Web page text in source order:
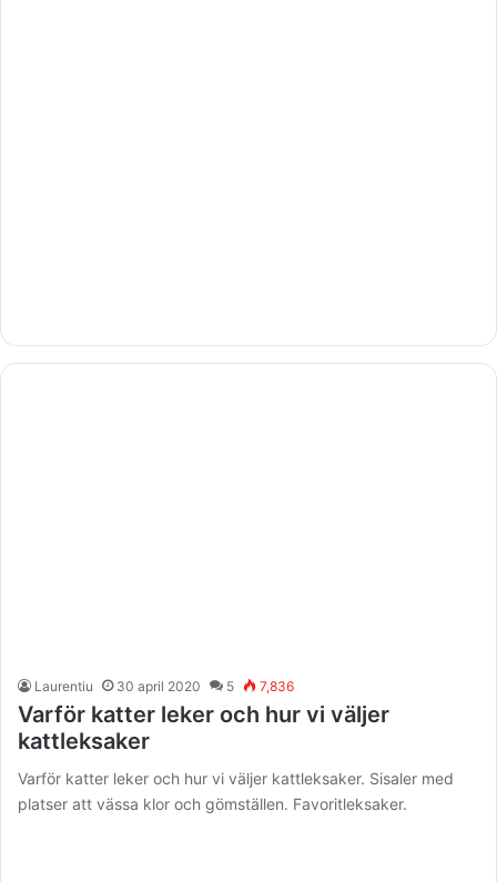
Laurentiu 30 april 2020 5 7,836
Varför katter leker och hur vi väljer
kattleksaker
Varför katter leker och hur vi väljer kattleksaker. Sisaler med
platser att vässa klor och gömställen. Favoritleksaker.